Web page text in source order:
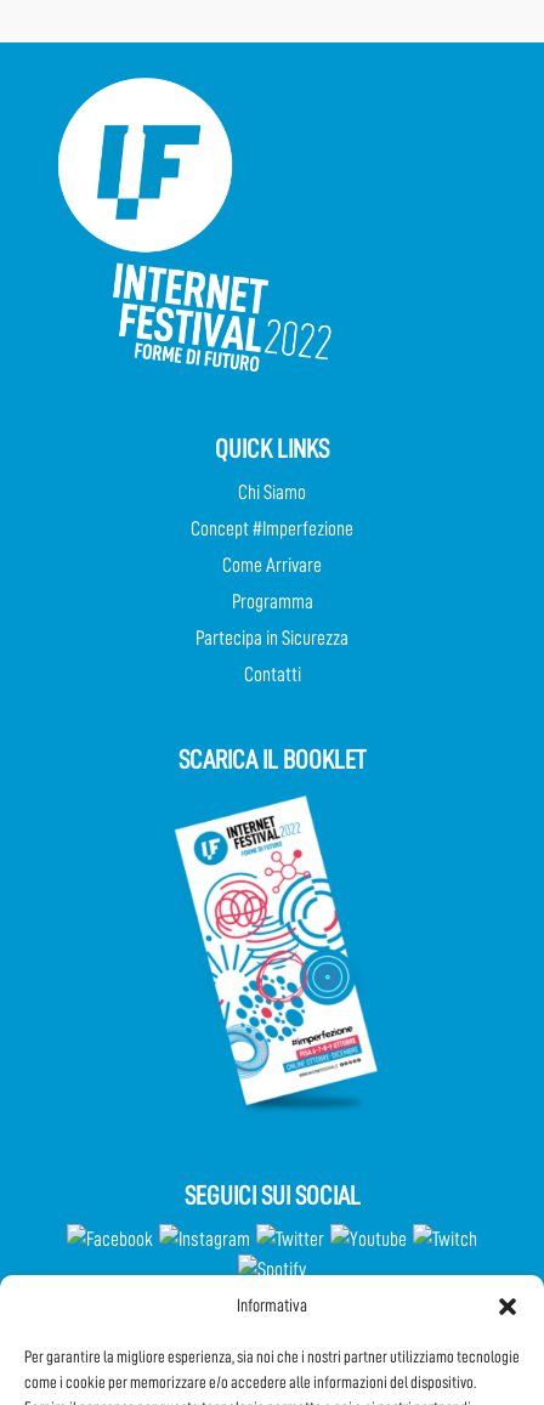
Informativa
Per garantire la migliore esperienza, sia noi che i nostri partner utilizziamo tecnologie
come i cookie per memorizzare e/o accedere alle informazioni del dispositivo.
QUICK LINKS
Chi Siamo
Concept #Imperfezione
Come Arrivare
Programma
Partecipa in Sicurezza
Contatti
SCARICA IL BOOKLET
SEGUICI SUI SOCIAL